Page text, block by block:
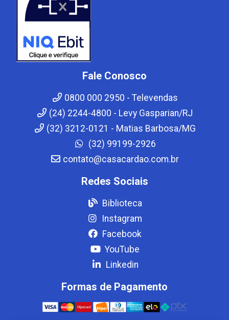
Fale Conosco
0800 000 2950 - Televendas
(24) 2244-4800 - Levy Gasparian/RJ
(32) 3212-0121 - Matias Barbosa/MG
(32) 99199-2926
contato@casacardao.com.br
Redes Sociais
Biblioteca
Instagram
Facebook
YouTube
Linkedin
Formas de Pagamento